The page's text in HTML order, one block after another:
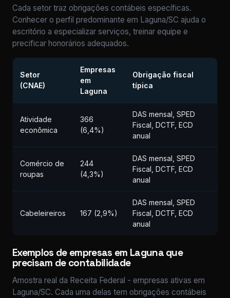
Cada setor traz obrigações contábeis específicas.
Conhecer o perfil predominante em Laguna/SC ajuda o
escritório a especializar serviços, treinar equipe e
precificar honorários adequados.
Setor
(CNAE)
Empresas
em
Laguna
Obrigação fiscal
típica
Atividade
econômica
366
(6,4%)
DAS mensal, SPED
Fiscal, DCTF, ECD
anual
Comércio de
roupas
244
(4,3%)
DAS mensal, SPED
Fiscal, DCTF, ECD
anual
Cabeleireiros 167 (2,9%)
DAS mensal, SPED
Fiscal, DCTF, ECD
anual
Exemplos de empresas em Laguna que
precisam de contabilidade
Amostra real da Receita Federal - empresas ativas em
Laguna/SC. Cada uma delas tem obrigações contábeis